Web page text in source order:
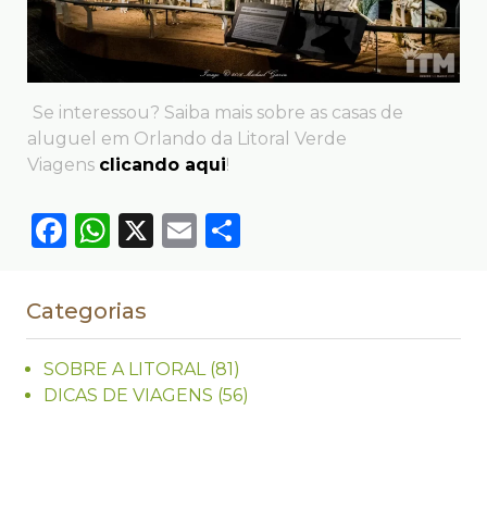
Se interessou? Saiba mais sobre as casas de
aluguel em Orlando da Litoral Verde
Viagens clicando aqui!
Facebook
WhatsApp
X Email
Categorias
SOBRE A LITORAL(81)
DICAS DE VIAGENS (56)